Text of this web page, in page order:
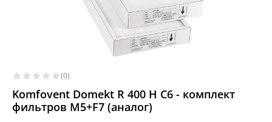
(0)
Komfovent Domekt R 400 H C6 - комплект
фильтров M5+F7 (аналог)